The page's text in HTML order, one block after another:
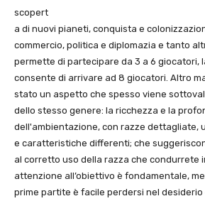
scopert
a di nuovi pianeti, conquista e
commercio, politica e diplomazia e tanto
permette di partecipare da 3 a 6 giocatori,
consente di arrivare ad 8 giocatori. Altro
stato un aspetto che spesso viene
dello stesso genere: la ricchezza e la
dell'ambientazione, con razze dettagliate,
e caratteristiche differenti; che
al corretto uso della razza che condurrete
attenzione all’obiettivo è fondamentale,
prime partite è facile perdersi nel